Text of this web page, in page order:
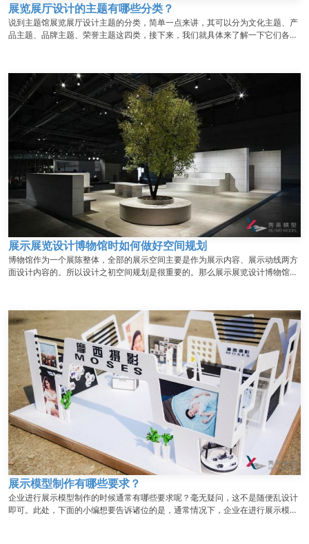
展览展厅设计的主题有哪些分类？
说到主题馆展览展厅设计主题的分类，简单一点来讲，其可以分为文化主题、产
品主题、品牌主题、荣誉主题这四类，接下来，我们就具体来了解一下它们各自
展示展览设计博物馆时如何做好空间规划
博物馆作为一个展陈整体，全部的展示空间主要是作为展示内容、展示动线两方
面设计内容的。所以设计之初空间规划是很重要的。那么展示展览设计博物馆时
展示模型制作有哪些要求？
企业进行展示模型制作的时候通常有哪些要求呢？毫无疑问，这不是随便乱设计
即可。此处，下面的小编想要告诉诸位的是，通常情况下，企业在进行展示模型